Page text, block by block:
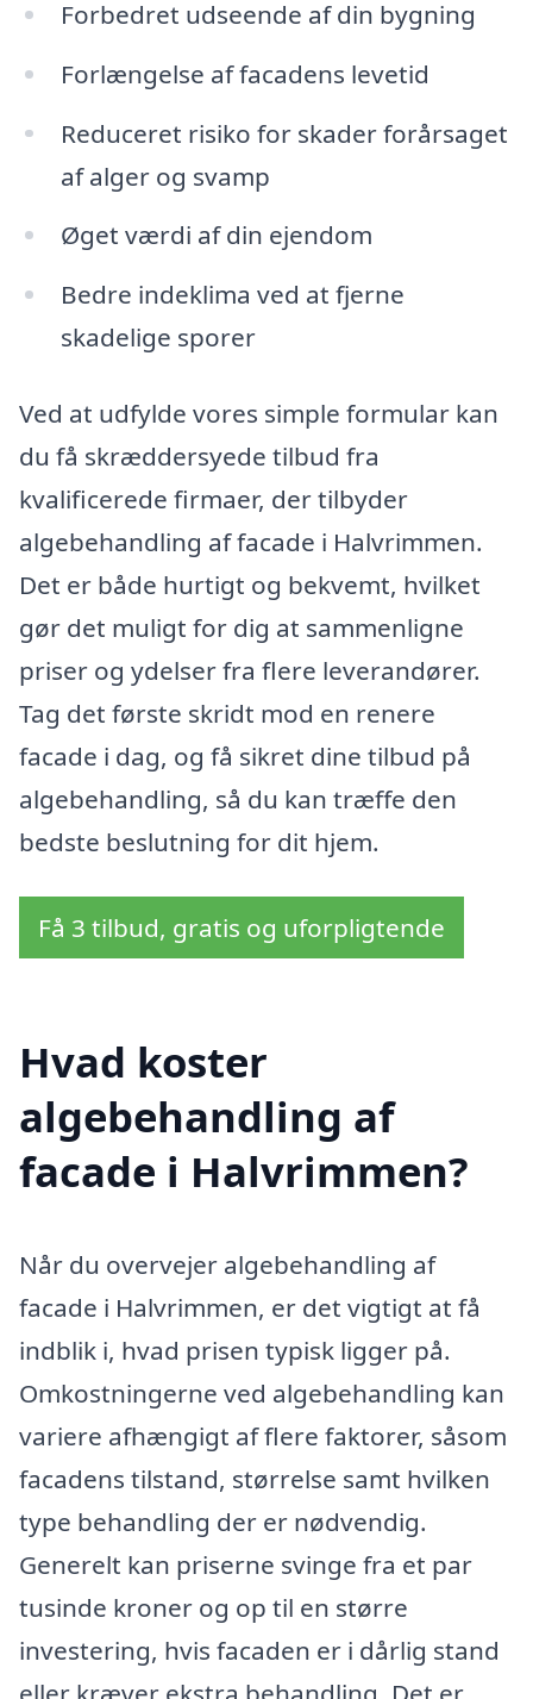
Forbedret udseende af din bygning
Forlængelse af facadens levetid
Reduceret risiko for skader forårsaget
af alger og svamp
Øget værdi af din ejendom
Bedre indeklima ved at fjerne
skadelige sporer
Ved at udfylde vores simple formular kan
du få skræddersyede tilbud fra
kvalificerede firmaer, der tilbyder
algebehandling af facade i Halvrimmen.
Det er både hurtigt og bekvemt, hvilket
gør det muligt for dig at sammenligne
priser og ydelser fra flere leverandører.
Tag det første skridt mod en renere
facade i dag, og få sikret dine tilbud på
algebehandling, så du kan træffe den
bedste beslutning for dit hjem.
Få 3 tilbud, gratis og uforpligtende
Hvad koster
algebehandling af
facade i Halvrimmen?
Når du overvejer algebehandling af
facade i Halvrimmen, er det vigtigt at få
indblik i, hvad prisen typisk ligger på.
Omkostningerne ved algebehandling kan
variere afhængigt af flere faktorer, såsom
facadens tilstand, størrelse samt hvilken
type behandling der er nødvendig.
Generelt kan priserne svinge fra et par
tusinde kroner og op til en større
investering, hvis facaden er i dårlig stand